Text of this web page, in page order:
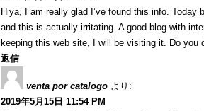
Hiya, I am really glad I’ve found this info.
and this is actually irritating. A good blog with
keeping this web site, I will be visiting it. Do you
返信
venta por catalogo より:
2019年5月15日 11:54 PM